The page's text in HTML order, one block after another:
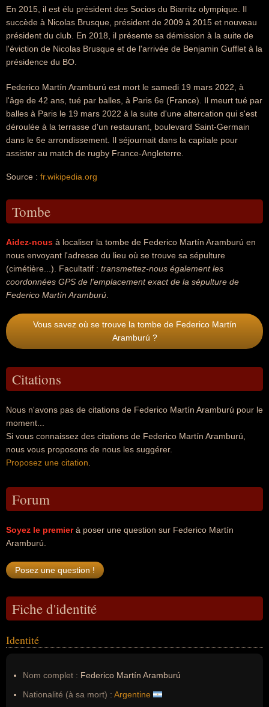
En 2015, il est élu président des Socios du Biarritz olympique. Il
succède à Nicolas Brusque, président de 2009 à 2015 et nouveau
président du club. En 2018, il présente sa démission à la suite de
l'éviction de Nicolas Brusque et de l'arrivée de Benjamin Gufflet à la
présidence du BO.
Federico Martín Aramburú est mort le samedi 19 mars 2022, à
l'âge de 42 ans, tué par balles, à Paris 6e (France). Il meurt tué par
balles à Paris le 19 mars 2022 à la suite d'une altercation qui s'est
déroulée à la terrasse d'un restaurant, boulevard Saint-Germain
dans le 6e arrondissement. Il séjournait dans la capitale pour
assister au match de rugby France-Angleterre.
Source : fr.wikipedia.org
Tombe
Aidez-nous à localiser la tombe de Federico Martín Aramburú en
nous envoyant l'adresse du lieu où se trouve sa sépulture
(cimétière...). Facultatif : transmettez-nous également les
coordonnées GPS de l'emplacement exact de la sépulture de
Federico Martín Aramburú
Vous savez où se trouve la tombe de Federico Martín
Aramburú ?
Citations
Nous n'avons pas de citations de Federico Martín Aramburú pour le
moment...
Si vous connaissez des citations de Federico Martín Aramburú,
nous vous proposons de nous les suggérer.
Proposez une citation
Forum
Soyez le premierà poser une question sur Federico Martín
Aramburú.
Fiche d'identité
Identité
Nom complet : Federico Martín Aramburú
Nationalité (à sa mort) : Argentine